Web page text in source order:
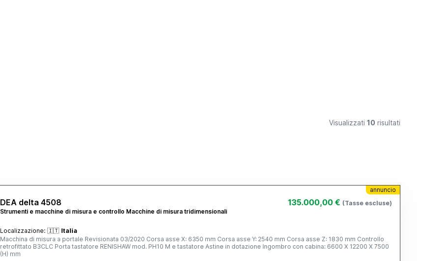
Visualizzati10 risultati
annuncio
DEA delta 4508
Strumenti e macchine di misura e controllo Macchine di misura tridimensionali
135.000,00 € (Tasse escluse)
Localizzazione: 🇮🇹 Italia
Macchina di misura a portale Revisionata 03/2020 Corsa asse X: 6350 mm Corsa asse Y: 2540 mm Corsa asse Z: 1830 mm Controllo
retrofittato B3CLC Porta tastatore RENISHAW mod. PH10 M e tastatore Astine in dotazione Ingombro con cabina: 6600 X 12200 X 7500
(H) mm